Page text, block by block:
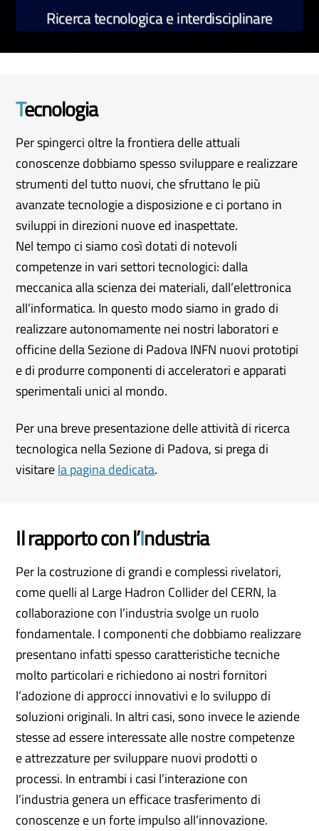
Ricerca tecnologica e interdisciplinare
Tecnologia
Per spingerci oltre la frontiera delle attuali
conoscenze dobbiamo spesso sviluppare e realizzare
strumenti del tutto nuovi, che sfruttano le più
avanzate tecnologie a disposizione e ci portano in
sviluppi in direzioni nuove ed inaspettate.
Nel tempo ci siamo così dotati di notevoli
competenze in vari settori tecnologici: dalla
meccanica alla scienza dei materiali, dall’elettronica
all’informatica. In questo modo siamo in grado di
realizzare autonomamente nei nostri laboratori e
officine della Sezione di Padova INFN nuovi prototipi
e di produrre componenti di acceleratori e apparati
sperimentali unici al mondo.
Per una breve presentazione delle attività di ricerca
tecnologica nella Sezione di Padova, si prega di
visitarela pagina dedicata.
Il rapporto con l’Industria
Per la costruzione di grandi e complessi rivelatori,
come quelli al Large Hadron Collider del CERN, la
collaborazione con l’industria svolge un ruolo
fondamentale. I componenti che dobbiamo realizzare
presentano infatti spesso caratteristiche tecniche
molto particolari e richiedono ai nostri fornitori
l’adozione di approcci innovativi e lo sviluppo di
soluzioni originali. In altri casi, sono invece le aziende
stesse ad essere interessate alle nostre competenze
e attrezzature per sviluppare nuovi prodotti o
processi. In entrambi i casi l’interazione con
l’industria genera un efficace trasferimento di
conoscenze e un forte impulso all’innovazione.